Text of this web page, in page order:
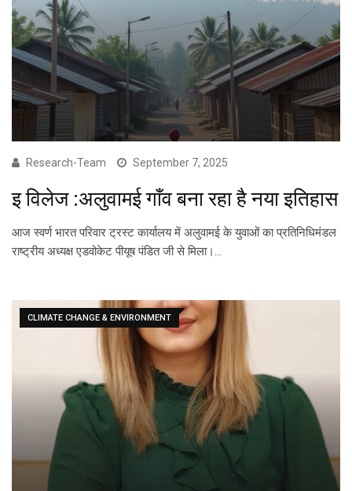
Research-Team September 7, 2025
इ विलेज :अलुवामई गाँव बना रहा है नया इतिहास
आज स्वर्ण भारत परिवार ट्रस्ट कार्यालय में अलुवामई के युवाओं का प्रतिनिधिमंडल
राष्ट्रीय अध्यक्ष एडवोकेट पीयूष पंडित जी से मिला।…
CLIMATE CHANGE & ENVIRONMENT